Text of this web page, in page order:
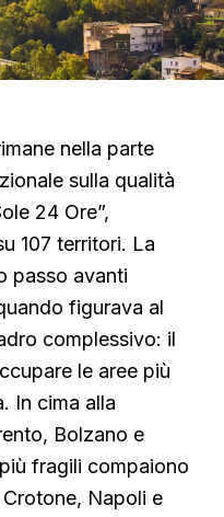
nella parte
sulla qualità
24 Ore”,
107 territori. La
passo avanti
figurava al
complessivo: il
le aree più
In cima alla
Bolzano e
fragili compaiono
Napoli e